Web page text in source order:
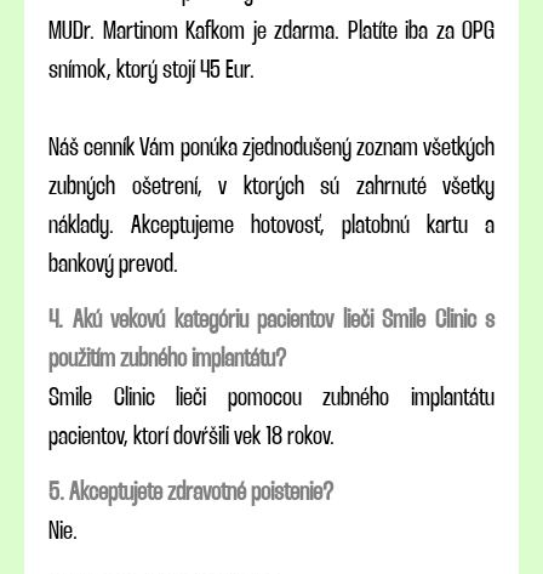
MUDr. Martinom Kafkom je zdarma. Platíte iba za OPG
snímok, ktorý stojí 45 Eur.
Náš cenník Vám ponúka zjednodušený zoznam všetkých
zubných ošetrení, v ktorých sú zahrnuté všetky
náklady. Akceptujeme hotovosť, platobnú kartu a
bankový prevod.
4. Akú vekovú kategóriu pacientov lieči Smile Clinic s
použitím zubného implantátu?
Smile Clinic lieči pomocou zubného implantátu
pacientov, ktorí dovŕšili vek 18 rokov.
5. Akceptujete zdravotné poistenie?
Nie.